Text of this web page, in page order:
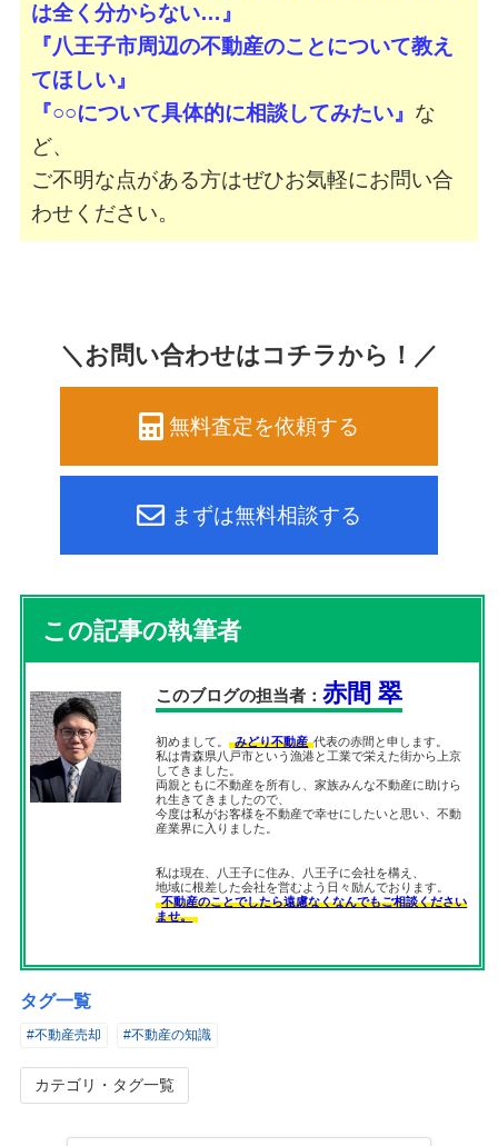
は全く分からない…』
『八王子市周辺の不動産のことについて教え
てほしい』
『○○について具体的に相談してみたい』 な
ど、
ご不明な点がある方はぜひお気軽にお問い合
わせください。
＼お問い合わせはコチラから！／
無料査定を依頼する
まずは無料相談する
この記事の執筆者
このブログの担当者：赤間 翠
初めまして。 みどり不動産 代表の赤間と申します。
私は青森県八戸市という漁港と工業で栄えた街から上京
してきました。
両親ともに不動産を所有し、家族みんな不動産に助けら
れ生きてきましたので、
今度は私がお客様を不動産で幸せにしたいと思い、不動
産業界に入りました。
私は現在、八王子に住み、八王子に会社を構え、
地域に根差した会社を営むよう日々励んでおります。
不動産のことでしたら遠慮なくなんでもご相談ください
ませ。
タグ一覧
#不動産売却 #不動産の知識
カテゴリ・タグ一覧